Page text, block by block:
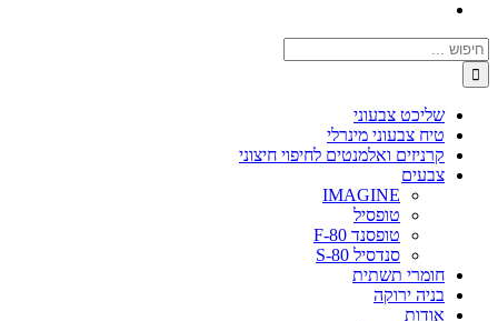
חיפוש...
שליכט צבעוני
טיח צבעוני מינרלי
קרניזים ואלמנטים לחיפוי חיצוני
צבעים
IMAGINE
טופסיל
טופסנד F-80
סנדסיל S-80
חומרי תשתית
בניה ירוקה
אודות